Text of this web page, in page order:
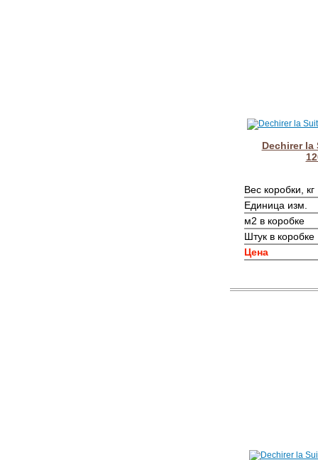
Dechirer la
Вес коробки, кг
Единица изм.
м2 в коробке
Штук в коробке
Цена